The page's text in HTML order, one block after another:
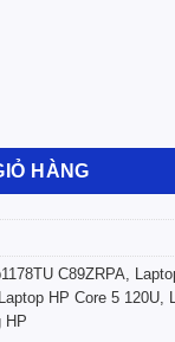
5 120U | 16GB |
HÀNG
C89ZRPA
Laptop HP Core 5 120U
HP